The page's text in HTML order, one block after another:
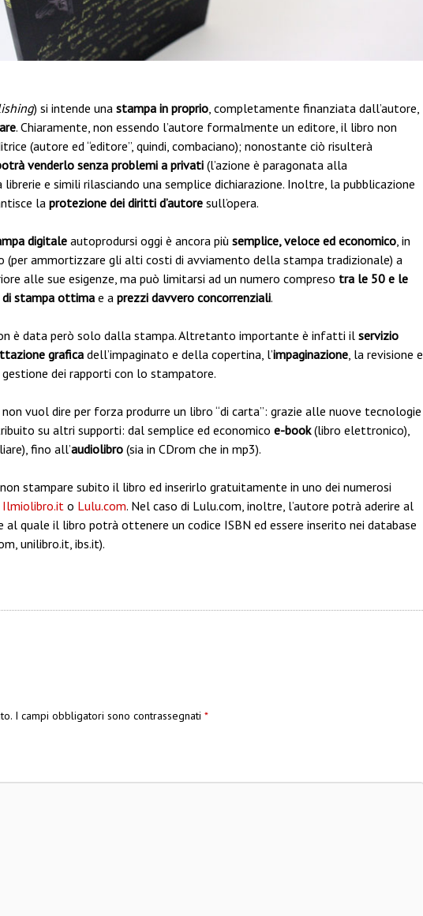
) si intende una stampa in proprio, completamente finanziata dall’autore,
. Chiaramente, non essendo l’autore formalmente un editore, il libro non
(autore ed “editore”, quindi, combaciano); nonostante ciò risulterà
venderlo senza problemi a privati (l’azione è paragonata alla
e simili rilasciando una semplice dichiarazione. Inoltre, la pubblicazione
la protezione dei diritti d’autore sull’opera.
digitaleautoprodursi oggi è ancora più semplice, veloce ed economico, in
(per ammortizzare gli alti costi di avviamento della stampa tradizionale) a
alle sue esigenze, ma può limitarsi ad un numero compreso tra le 50 e le
stampa ottima e a prezzi davvero concorrenziali.
è data però solo dalla stampa. Altretanto importante è infatti il servizio
grafica dell’impaginato e della copertina, l’impaginazione, la revisione e
dei rapporti con lo stampatore.
vuol dire per forza produrre un libro “di carta”: grazie alle nuove tecnologie
su altri supporti: dal semplice ed economico e-book(libro elettronico),
fino all’audiolibro (sia in CDrom che in mp3).
stampare subito il libro ed inserirlo gratuitamente in uno dei numerosi
Ilmiolibro.it o Lulu.com. Nel caso di Lulu.com, inoltre, l’autore potrà aderire al
al quale il libro potrà ottenere un codice ISBN ed essere inserito nei database
unilibro.it, ibs.it).
I campi obbligatori sono contrassegnati *